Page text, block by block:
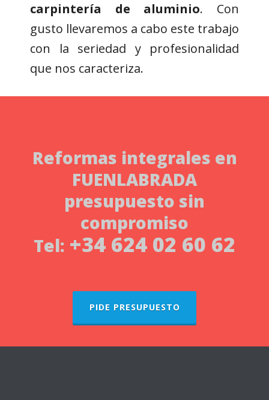
carpintería de aluminio. Con
gusto llevaremos a cabo este trabajo
con la seriedad y profesionalidad
que nos caracteriza.
Reformas integrales en
FUENLABRADA
presupuesto sin
compromiso
Tel: +34 624 02 60 62
PIDE PRESUPUESTO